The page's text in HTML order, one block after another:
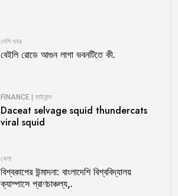
দেশি খবর
বেইলি রোডে আগুন লাগা ভবনটিতে কী.
FINANCE | ফাইনান্স
Daceat selvage squid thundercats
viral squid
খেলা
বিশ্বকাপের উন্মাদনা: বাংলাদেশি বিশ্ববিদ্যালয়
ক্যাম্পাসে প্রাণচাঞ্চল্য,.